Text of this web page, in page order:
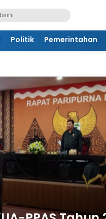
Politik Pemerintahan